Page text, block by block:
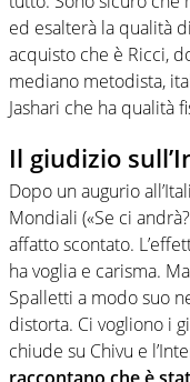
ed esalterà la qualità
acquisto che è Ricci,
mediano metodista,
Jashari che ha qualità
Il giudizio
Dopo un augurio
Mondiali («Se ci
affatto scontato.
ha voglia e carisma.
Spalletti a modo suo
distorta. Ci vogliono i
chiude su Chivu e